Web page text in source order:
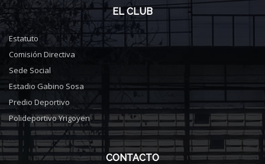
EL CLUB
Estatuto
Comisión Directiva
Sede Social
Estadio Gabino Sosa
Predio Deportivo
Polideportivo Yrigoyen
CONTACTO